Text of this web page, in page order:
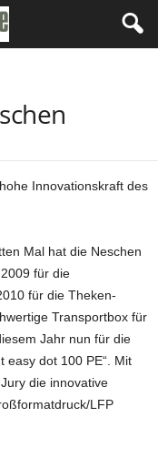
Innovationskraft des
Mal hat die Neschen
für die
für die Theken-
Transportbox für
Jahr nun für die
easy dot 100 PE“. Mit
die innovative
LFP